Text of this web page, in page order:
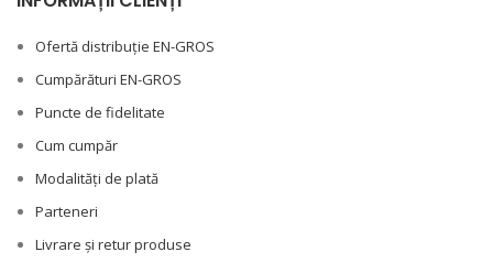
Ofertă distribuție EN-GROS
Cumpărături EN-GROS
Puncte de fidelitate
Cum cumpăr
Modalități de plată
Parteneri
Livrare și retur produse